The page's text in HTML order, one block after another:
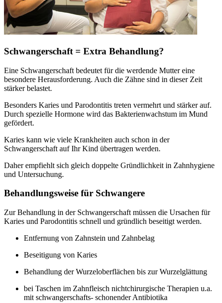
Schwangerschaft = Extra Behandlung?
Eine Schwangerschaft bedeutet für die werdende Mutter eine
besondere Herausforderung. Auch die Zähne sind in dieser Zeit
stärker belastet.
Besonders Karies und Parodontitis treten vermehrt und stärker auf.
Durch spezielle Hormone wird das Bakterienwachstum im Mund
gefördert.
Karies kann wie viele Krankheiten auch schon in der
Schwangerschaft auf Ihr Kind übertragen werden.
Daher empfiehlt sich gleich doppelte Gründlichkeit in Zahnhygiene
und Untersuchung.
Behandlungsweise für Schwangere
Zur Behandlung in der Schwangerschaft müssen die Ursachen für
Karies und Parodontitis schnell und gründlich beseitigt werden.
Entfernung von Zahnstein und Zahnbelag
Beseitigung von Karies
Behandlung der Wurzeloberflächen bis zur Wurzelglättung
bei Taschen im Zahnfleisch nichtchirurgische Therapien u.a.
mit schwangerschafts- schonender Antibiotika